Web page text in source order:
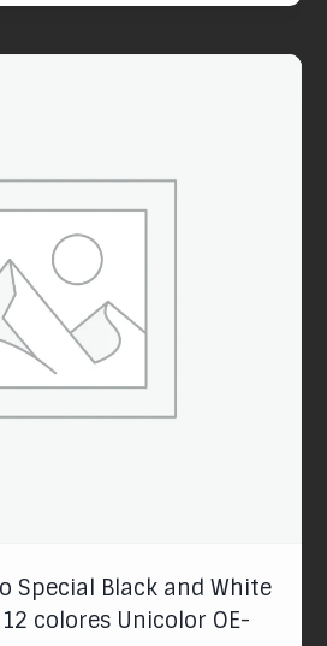
Special Black and White
colores Unicolor OE-